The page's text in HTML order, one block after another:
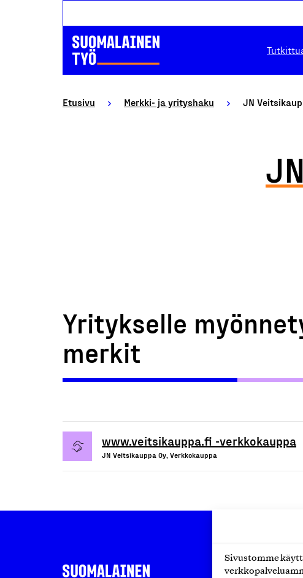
Sivustomme
Etusivu Merkki- ja yrityshaku JN
Yritykselle
merkit
www.veitsikauppa.fi -verkkokauppa
JN Veitsikauppa Oy, Verkkokauppa